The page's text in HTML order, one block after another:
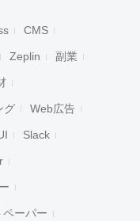
CMS
Zeplin 副業
グ Web広告
Slack
ペーパー